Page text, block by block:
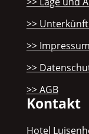
>>
>> Impressum
>>
>> AGB
Kontakt
Hotel